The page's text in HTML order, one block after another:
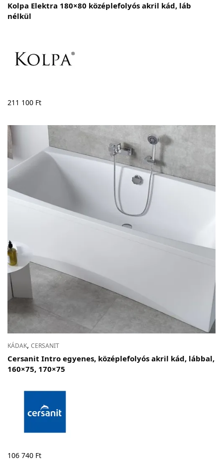
Kolpa Elektra 180×80 középlefolyós akril kád, láb
nélkül
211 100 Ft
KÁDAK, CERSANIT
Cersanit Intro egyenes, középlefolyós akril kád, lábbal,
160×75, 170×75
106 740 Ft